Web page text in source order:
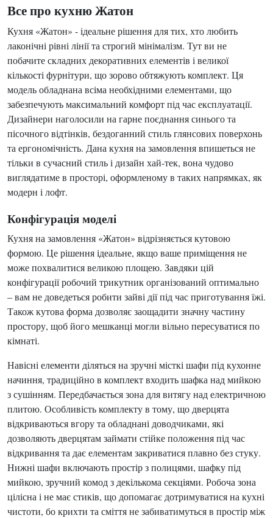
Все про кухню Жатон
Кухня «Жатон» - ідеальне рішення для тих, хто любить
лаконічні рівні лінії та строгий мінімалізм. Тут ви не
побачите складних декоративних елементів і великої
кількості фурнітури, що зорово обтяжують комплект. Ця
модель обладнана всіма необхідними елементами, що
забезпечують максимальний комфорт під час експлуатації.
Дизайнери наголосили на гарне поєднання синього та
пісочного відтінків, бездоганний стиль глянсових поверхонь
та ергономічність. Дана кухня на замовлення впишеться не
тільки в сучасний стиль і дизайн хай-тек, вона чудово
виглядатиме в просторі, оформленому в таких напрямках, як
модерн і лофт.
Конфігурація моделі
Кухня на замовлення «Жатон» відрізняється кутовою
формою. Це рішення ідеальне, якщо ваше приміщення не
може похвалитися великою площею. Завдяки цій
конфігурації робочий трикутник організований оптимально
– вам не доведеться робити зайві дії під час приготування їжі.
Також кутова форма дозволяє заощадити значну частину
простору, щоб його мешканці могли вільно пересуватися по
кімнаті.
Навісні елементи діляться на зручні місткі шафи під кухонне
начиння, традиційно в комплект входить шафка над мийкою
з сушінням. Передбачається зона для витягу над електричною
плитою. Особливість комплекту в тому, що дверцята
відкриваються вгору та обладнані доводчиками, які
дозволяють дверцятам займати стійке положення під час
відкривання та дає елементам закриватися плавно без стуку.
Нижні шафи включають простір з полицями, шафку під
мийкою, зручний комод з декількома секціями. Робоча зона
цілісна і не має стиків, що допомагає дотримуватися на кухні
чистоти, бо крихти та сміття не забиватимуться в простір між